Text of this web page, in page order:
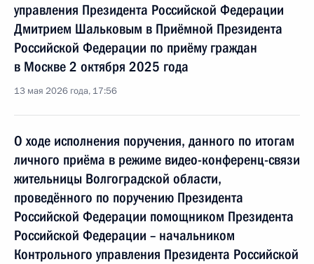
управления Президента Российской Федерации
Дмитрием Шальковым в Приёмной Президента
Российской Федерации по приёму граждан
в Москве 2 октября 2025 года
13 мая 2026 года, 17:56
О ходе исполнения поручения, данного по итогам
личного приёма в режиме видео-конференц-связи
жительницы Волгоградской области,
проведённого по поручению Президента
Российской Федерации помощником Президента
Российской Федерации – начальником
Контрольного управления Президента Российской